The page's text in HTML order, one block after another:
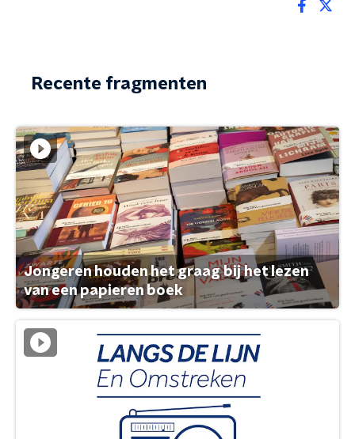
Recente fragmenten
Jongeren houden het graag bij het lezen
van een papieren boek